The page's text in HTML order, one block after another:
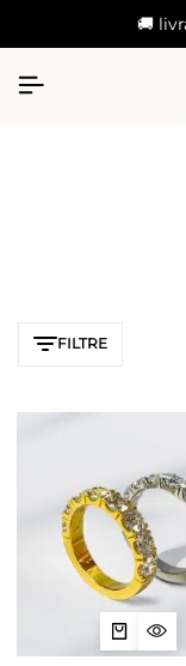
🚚
FILTRE